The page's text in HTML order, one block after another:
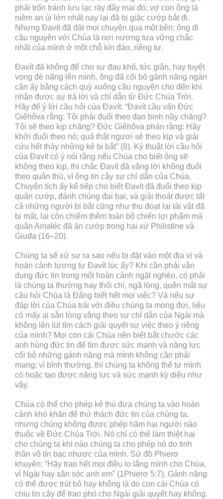
phải trốn tránh lưu lạc rày đây mai đó; vợ con ông là
niềm an ủi lớn nhất nay lại đã bị giặc cướp bắt đi.
Nhưng Đavít đã đặt mọi chuyện qua một bên; ông đi
cầu nguyện với Chúa là nơi nương tựa vững chắc
nhất của mình ở một chỗ kín đáo, riêng tư.
Đavít đã không để cho sự đau khổ, tức giận, hay tuyệt
vọng đè nặng lên mình, ông đã cổi bỏ gánh nặng ngàn
cân ấy bằng cách quỳ xuống cầu nguyện cho đến khi
nhận được sự trả lời và chỉ dẫn từ Đức Chúa Trời.
Hãy để ý lời cầu hỏi của Đavít: “Đavít cầu vấn Đức
Giêhôva rằng: Tôi phải đuổi theo đạo binh nầy chăng?
Tôi sẽ theo kịp chăng? Đức Giêhôva phán rằng: Hãy
khởi đuổi theo nó; quả thật ngươi sẽ theo kịp và giải
cứu hết thảy những kẻ bị bắt” (8). Ký thuật lời cầu hỏi
của Đavít có ý nói rằng nếu Chúa cho biết ông sẽ
không theo kịp, thì chắc Đavít đã vâng lời không đuổi
theo quân thù, vì ông tin cậy sự chỉ dẫn của Chúa.
Chuyện tích ấy kể tiếp cho biết Đavít đã đuổi theo kịp
quân cướp, đánh chúng đại bại, và giải thoát được tất
cả những người bị bắt cũng như thu đoạt lại tài vật đã
bị mất, lại còn chiếm thêm toàn bộ chiến lợi phẩm mà
quân Amaléc đã ăn cướp trong hai xứ Philistine và
Giuđa (16–20).
Chúng ta sẽ xử sự ra sao nếu bị đặt vào một địa vị và
hoàn cảnh tương tự Đavít lúc ấy? Khi cần phải vận
dụng đức tin trong một hoàn cảnh ngặt nghèo, có phải
là chúng ta thường hay thối chí, ngã lòng, quên mất sự
cầu hỏi Chúa là Đấng biết hết mọi việc? Và nếu sự
đáp lời của Chúa trái với điều chúng ta mong đợi, liệu
có mấy ai sẵn lòng vâng theo sự chỉ dẫn của Ngài mà
không lén lút tìm cách giải quyết sự việc theo ý riêng
của mình? Mọi con cái Chúa nên biết bắt chước các
anh hùng đức tin để tìm được sức mạnh và năng lực
cổi bỏ những gánh nặng mà mình không cần phải
mang; vì bình thường, thì chúng ta không thể tự mình
có hoặc tạo được năng lực và sức mạnh kỳ diệu như
vậy.
Chúa có thể cho phép kẻ thù đưa chúng ta vào hoàn
cảnh khó khăn để thử thách đức tin của chúng ta,
nhưng chúng không được phép hãm hại người nào
thuộc về Đức Chúa Trời. Nó chỉ có thể làm thiệt hại
cho chúng ta khi nào chúng ta cho phép nó do tinh
thần vô tín bạc nhược của mình. Sứ đồ Phierơ
khuyên: “Hãy trao hết mọi điều lo lắng mình cho Chúa,
vì Ngài hay săn sóc anh em” (1Phierơ 5:7). Gánh nặng
có thể được trút bỏ hay không là do con cái Chúa có
chịu tin cậy để trao phó cho Ngài giải quyết hay không.